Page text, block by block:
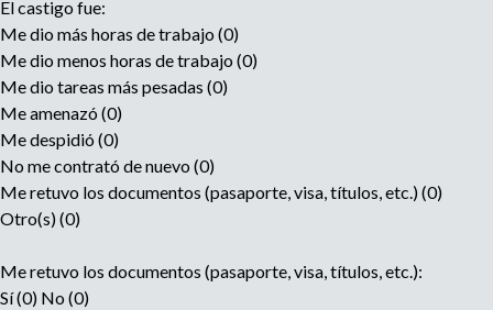
El castigo fue:
Me dio más horas de trabajo (0)
Me dio menos horas de trabajo (0)
Me dio tareas más pesadas (0)
Me amenazó (0)
Me despidió (0)
No me contrató de nuevo (0)
Me retuvo los documentos (pasaporte, visa, títulos, etc.) (0)
Otro(s) (0)
Me retuvo los documentos (pasaporte, visa, títulos, etc.):
Sí (0) No (0)